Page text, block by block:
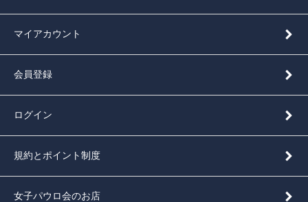
マイアカウント
会員登録
ログイン
規約とポイント制度
女子パウロ会のお店